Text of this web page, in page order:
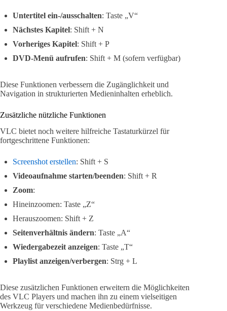
Untertitel ein-/ausschalten: Taste „V“
Nächstes Kapitel: Shift + N
Vorheriges Kapitel: Shift + P
DVD-Menü aufrufen: Shift + M (sofern verfügbar)
Diese Funktionen verbessern die Zugänglichkeit und
Navigation in strukturierten Medieninhalten erheblich.
Zusätzliche nützliche Funktionen
VLC bietet noch weitere hilfreiche Tastaturkürzel für
fortgeschrittene Funktionen:
Screenshot erstellen: Shift + S
Videoaufnahme starten/beenden: Shift + R
Zoom:
Hineinzoomen: Taste „Z“
Herauszoomen: Shift + Z
Seitenverhältnis ändern: Taste „A“
Wiedergabezeit anzeigen: Taste „T“
Playlist anzeigen/verbergen: Strg + L
Diese zusätzlichen Funktionen erweitern die Möglichkeiten
des VLC Players und machen ihn zu einem vielseitigen
Werkzeug für verschiedene Medienbedürfnisse.